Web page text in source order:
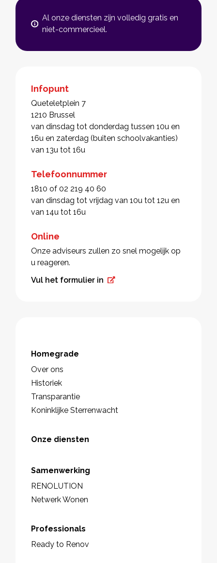
Al onze diensten zijn volledig gratis en
niet-commercieel.
Infopunt
Queteletplein 7
1210 Brussel
van dinsdag tot donderdag tussen 10u en
16u en zaterdag (buiten schoolvakanties)
van 13u tot 16u
Telefoonnummer
1810 of 02 219 40 60
van dinsdag tot vrijdag van 10u tot 12u en
van 14u tot 16u
Online
Onze adviseurs zullen zo snel mogelijk op
u reageren.
Vul het formulier in
Homegrade
Over ons
Historiek
Transparantie
Koninklijke Sterrenwacht
Onze diensten
Samenwerking
RENOLUTION
Netwerk Wonen
Professionals
Ready to Renov